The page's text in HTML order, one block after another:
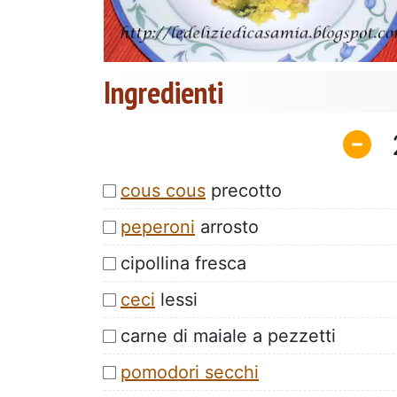
Ingredienti
cous cous precotto
peperoni arrosto
cipollina fresca
ceci lessi
carne di maiale a pezzetti
pomodori secchi